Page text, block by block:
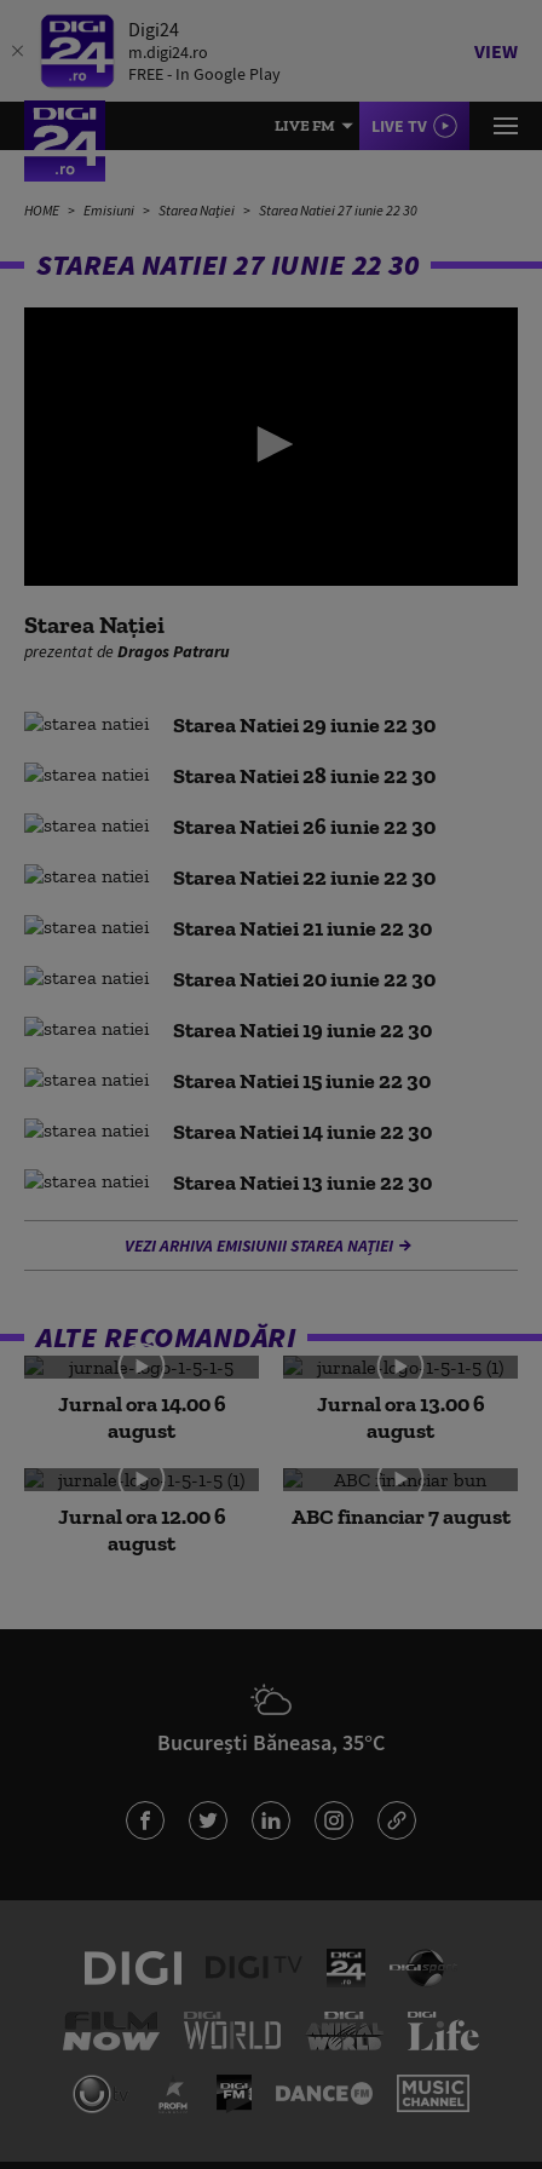
Digi24
m.digi24.ro
FREE - In Google Play
VIEW
LIVE FM LIVE TV
HOME Emisiuni Starea Nației Starea Natiei 27 iunie 22 30
STAREA NATIEI 27 IUNIE 22 30
seconds
of
0
Starea Nației
prezentat deDragos Patraru
Starea Natiei 29 iunie 22 30
Starea Natiei 28 iunie 22 30
Starea Natiei 26 iunie 22 30
Starea Natiei 22 iunie 22 30
Starea Natiei 21 iunie 22 30
Starea Natiei 20 iunie 22 30
Starea Natiei 19 iunie 22 30
Starea Natiei 15 iunie 22 30
Starea Natiei 14 iunie 22 30
Starea Natiei 13 iunie 22 30
VEZI ARHIVA EMISIUNII STAREA NAȚIEI
ALTE RECOMANDĂRI
Jurnal ora 14.00 6
august
Jurnal ora 13.00 6
august
Jurnal ora 12.00 6
august
ABC financiar 7 august
București Băneasa, 35°C